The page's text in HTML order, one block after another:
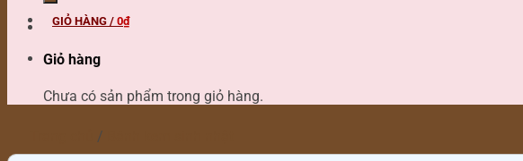
GIỎ HÀNG / 0₫
Giỏ hàng
Chưa có sản phẩm trong giỏ hàng.
/